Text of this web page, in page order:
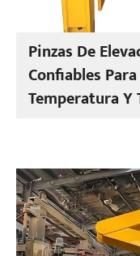
Pinzas De
Confiables
Temperatura Y